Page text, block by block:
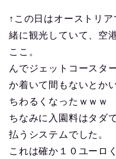
↑この日はオーストリ
緒に観光していて、空
ここ。
んでジェットコースタ
か着いて間もないとか
ちわるくなったｗｗｗ
ちなみに入園料はタダ
払うシステムでした。
これは確か１０ユーロ